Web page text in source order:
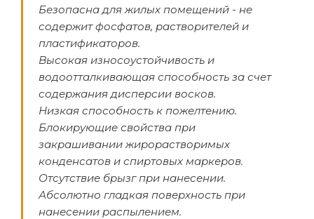
Безопасна для жилых помещений - не
содержит фосфатов, растворителей и
пластификаторов.
Высокая износоустойчивость и
водоотталкивающая способность за счет
содержания дисперсии восков.
Низкая способность к пожелтению.
Блокирующие свойства при
закрашивании жирорастворимых
конденсатов и спиртовых маркеров.
Отсутствие брызг при нанесении.
Абсолютно гладкая поверхность при
нанесении распылением.